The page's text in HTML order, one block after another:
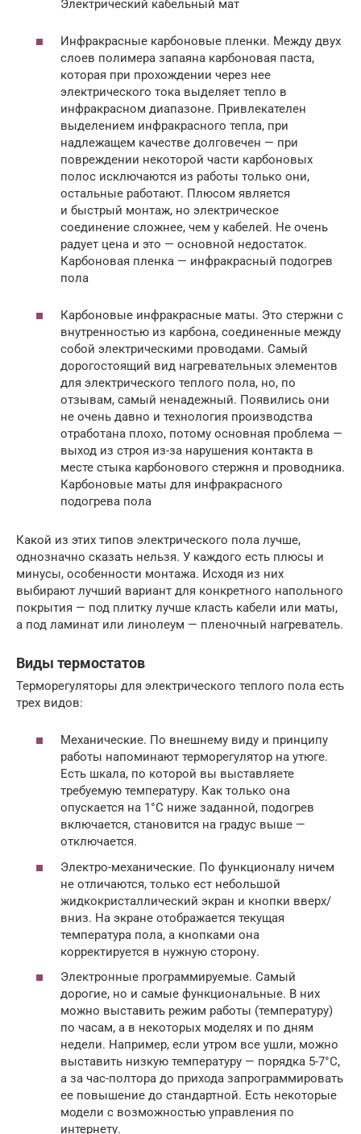
Электрический кабельный мат
Инфракрасные карбоновые пленки. Между двух
слоев полимера запаяна карбоновая паста,
которая при прохождении через нее
электрического тока выделяет тепло в
инфракрасном диапазоне. Привлекателен
выделением инфракрасного тепла, при
надлежащем качестве долговечен — при
повреждении некоторой части карбоновых
полос исключаются из работы только они,
остальные работают. Плюсом является
и быстрый монтаж, но электрическое
соединение сложнее, чем у кабелей. Не очень
радует цена и это — основной недостаток.
Карбоновая пленка — инфракрасный подогрев
пола
Карбоновые инфракрасные маты. Это стержни с
внутренностью из карбона, соединенные между
собой электрическими проводами. Самый
дорогостоящий вид нагревательных элементов
для электрического теплого пола, но, по
отзывам, самый ненадежный. Появились они
не очень давно и технология производства
отработана плохо, потому основная проблема —
выход из строя из-за нарушения контакта в
месте стыка карбонового стержня и проводника.
Карбоновые маты для инфракрасного
подогрева пола
Какой из этих типов электрического пола лучше,
однозначно сказать нельзя. У каждого есть плюсы и
минусы, особенности монтажа. Исходя из них
выбирают лучший вариант для конкретного напольного
покрытия — под плитку лучше класть кабели или маты,
а под ламинат или линолеум — пленочный нагреватель.
Виды термостатов
Терморегуляторы для электрического теплого пола есть
трех видов:
Механические. По внешнему виду и принципу
работы напоминают терморегулятор на утюге.
Есть шкала, по которой вы выставляете
требуемую температуру. Как только она
опускается на 1°C ниже заданной, подогрев
включается, становится на градус выше —
отключается.
Электро-механические. По функционалу ничем
не отличаются, только ест небольшой
жидкокристаллический экран и кнопки вверх/
вниз. На экране отображается текущая
температура пола, а кнопками она
корректируется в нужную сторону.
Электронные программируемые. Самый
дорогие, но и самые функциональные. В них
можно выставить режим работы (температуру)
по часам, а в некоторых моделях и по дням
недели. Например, если утром все ушли, можно
выставить низкую температуру — порядка 5-7°C,
а за час-полтора до прихода запрограммировать
ее повышение до стандартной. Есть некоторые
модели с возможностью управления по
интернету.